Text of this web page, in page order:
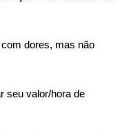
dores, mas não
seu valor/hora de